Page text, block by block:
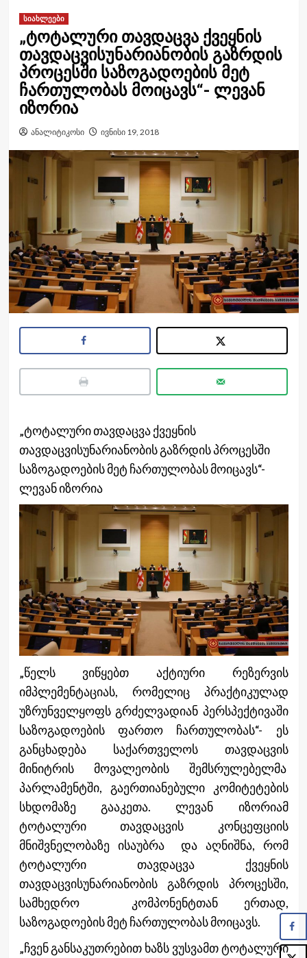
სიახლეები
„ტოტალური თავდაცვა ქვეყნის
თავდაცვისუნარიანობის გაზრდის
პროცესში საზოგადოების მეტ
ჩართულობას მოიცავს“- ლევან
იზორია
ანალიტიკოსი ივნისი 19, 2018
„ტოტალური თავდაცვა ქვეყნის
თავდაცვისუნარიანობის გაზრდის პროცესში
საზოგადოების მეტ ჩართულობას მოიცავს“-
ლევან იზორია
„წელს ვიწყებთ აქტიური რეზერვის
იმპლემენტაციას, რომელიც პრაქტიკულად
უზრუნველყოფს გრძელვადიან პერსპექტივაში
საზოგადოების ფართო ჩართულობას“- ეს
განცხადება საქართველოს თავდაცვის
მინიტრის მოვალეობის შემსრულებელმა
პარლამენტში, გაერთიანებული კომიტეტების
სხდომაზე გააკეთა. ლევან იზორიამ
ტოტალური თავდაცვის კონცეფციის
მნიშვნელობაზე ისაუბრა და აღნიშნა, რომ
ტოტალური თავდაცვა ქვეყნის
თავდაცვისუნარიანობის გაზრდის პროცესში,
სამხედრო კომპონენტთან ერთად,
საზოგადოების მეტ ჩართულობას მოიცავს.
„ჩვენ განსაკუთრებით ხაზს ვუსვამთ ტოტალური